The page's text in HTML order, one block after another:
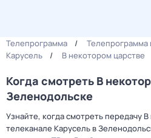
Телепрограмма
Телепрограмма
Карусель
В некотором царстве
Когда смотреть В
Зеленодольске
Узнайте, когда смотреть передачу
телеканале Карусель в